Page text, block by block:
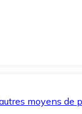
moyens de